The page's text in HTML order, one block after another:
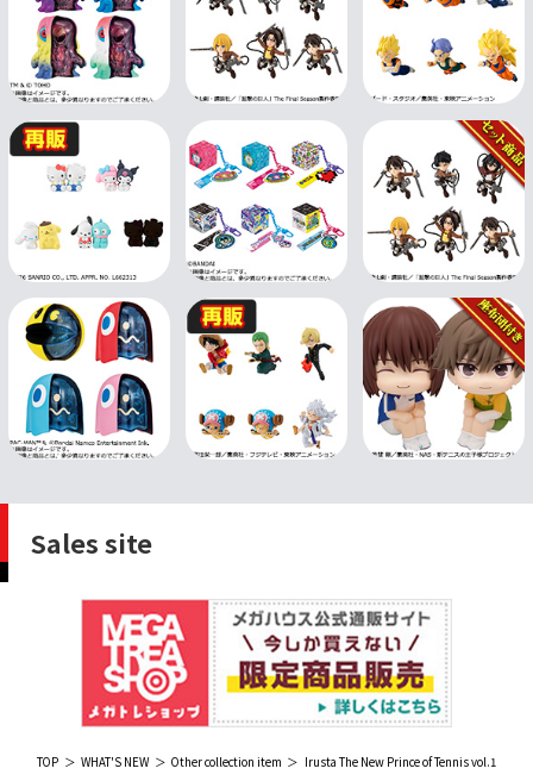
Sales site
TOP WHAT'S NEW Other collection item Irusta The New Prince of Tennis vol.1